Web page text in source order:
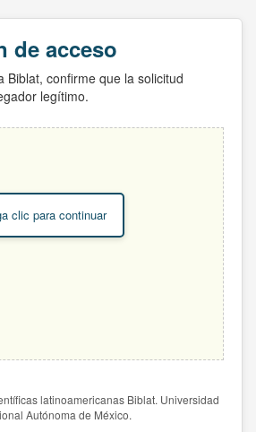
de acceso
Biblat, confirme que la solicitud
legítimo.
clic para continuar
latinoamericanas Biblat. Universidad
Autónoma de México.